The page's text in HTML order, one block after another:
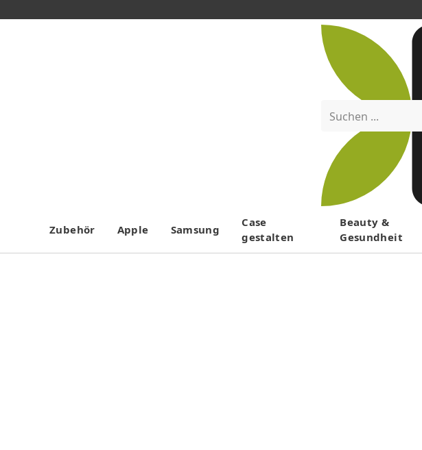
Menü
Suchen ...
Zubehör Apple Samsung
Case
gestalten
Beauty &
Gesundheit